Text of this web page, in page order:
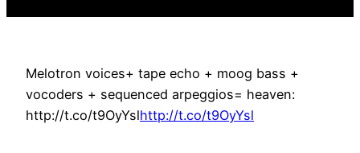
Melotron voices+ tape echo + moog bass +
vocoders + sequenced arpeggios= heaven:
http://t.co/t9OyYslhttp://t.co/t9OyYsl